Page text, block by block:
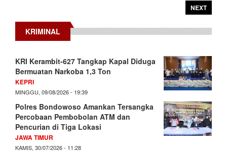
NEXT
KRIMINAL
KRI Kerambit-627 Tangkap Kapal Diduga
Bermuatan Narkoba 1,3 Ton
KEPRI
MINGGU, 09/08/2026 - 19:39
Polres Bondowoso Amankan Tersangka
Percobaan Pembobolan ATM dan
Pencurian di Tiga Lokasi
JAWA TIMUR
KAMIS, 30/07/2026 - 11:28